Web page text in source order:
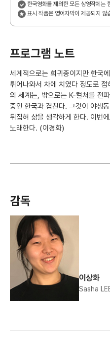
한국영화를 제외한 모든 상영작에는
표시 작품은 영어자막이 제공되지 않
프로그램 노트
세계적으로는 희귀종이지만 한국
튀어나와서 차에 치였다 정도로
의 세계는, 밖으로는 K-컬처를 전
중인 한국과 겹친다. 그것이 야생
뒤집혀 삶을 생각하게 한다. 이번
노래한다. (이경화)
감독
이상화
Sasha